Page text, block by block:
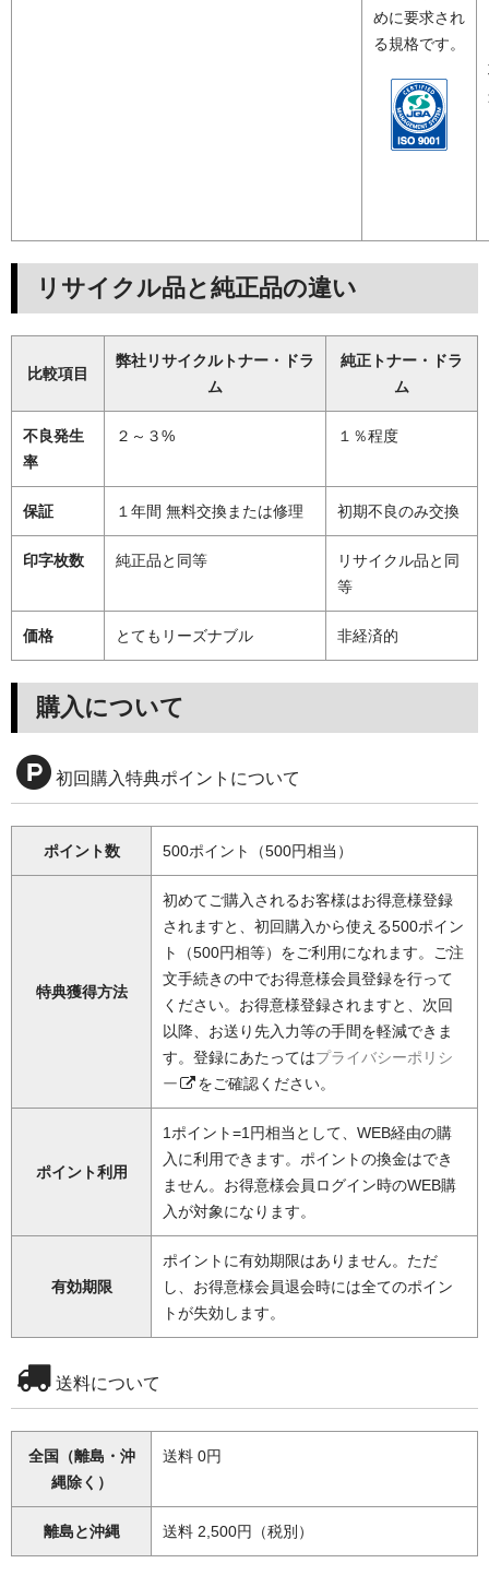
めに要求され
る規格です。
リサイクル品と純正品の違い
比較項目
弊社リサイクルトナー・ドラ
ム
純正トナー・ドラ
ム
不良発生
率
２～３% １％程度
保証 １年間 無料交換または修理 初期不良のみ交換
印字枚数 純正品と同等
リサイクル品と同
等
価格 とてもリーズナブル 非経済的
購入について
初回購入特典ポイントについて
ポイント数 500ポイント（500円相当）
特典獲得方法
初めてご購入されるお客様はお得意様登録
されますと、初回購入から使える500ポイン
ト（500円相等）をご利用になれます。ご注
文手続きの中でお得意様会員登録を行って
ください。お得意様登録されますと、次回
以降、お送り先入力等の手間を軽減できま
す。登録にあたってはプライバシーポリシ
ー
をご確認ください。
ポイント利用
1ポイント=1円相当として、WEB経由の購
入に利用できます。ポイントの換金はでき
ません。お得意様会員ログイン時のWEB購
入が対象になります。
有効期限
ポイントに有効期限はありません。ただ
し、お得意様会員退会時には全てのポイン
トが失効します。
送料について
全国（離島・沖
縄除く）
送料 0円
離島と沖縄 送料 2,500円（税別）